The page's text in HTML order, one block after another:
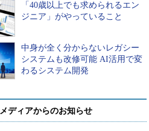
「40歳以上でも求められるエン
ジニア」がやっていること
中身が全く分からないレガシー
システムも改修可能 AI活用で変
わるシステム開発
ディアからのお知らせ